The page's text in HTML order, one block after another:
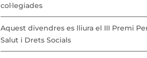
col·legiades
Aquest divendres es lliura el III Premi
Salut i Drets Socials